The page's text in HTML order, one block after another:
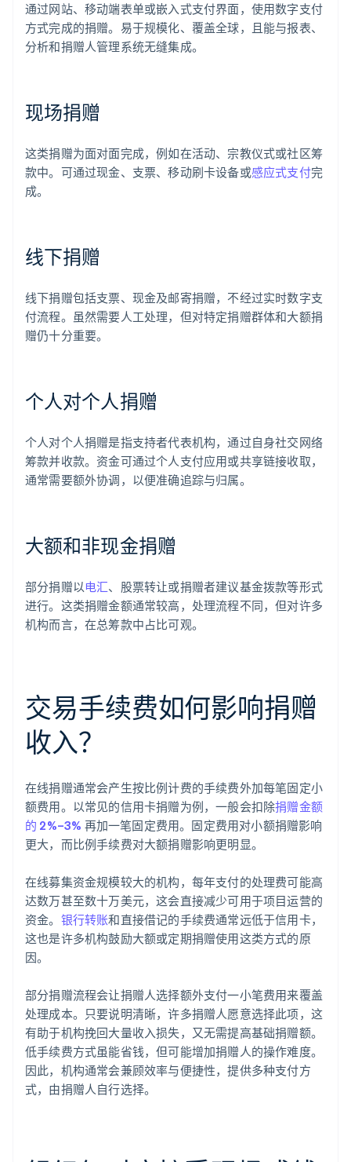
通过网站、移动端表单或嵌入式支付界面，使用数字支付
方式完成的捐赠。易于规模化、覆盖全球，且能与报表、
分析和捐赠人管理系统无缝集成。
现场捐赠
这类捐赠为面对面完成，例如在活动、宗教仪式或社区筹
款中。可通过现金、支票、移动刷卡设备或感应式支付完
成。
线下捐赠
线下捐赠包括支票、现金及邮寄捐赠，不经过实时数字支
付流程。虽然需要人工处理，但对特定捐赠群体和大额捐
赠仍十分重要。
个人对个人捐赠
个人对个人捐赠是指支持者代表机构，通过自身社交网络
筹款并收款。资金可通过个人支付应用或共享链接收取，
通常需要额外协调，以便准确追踪与归属。
大额和非现金捐赠
部分捐赠以电汇、股票转让或捐赠者建议基金拨款等形式
进行。这类捐赠金额通常较高，处理流程不同，但对许多
机构而言，在总筹款中占比可观。
交易手续费如何影响捐赠
收入？
在线捐赠通常会产生按比例计费的手续费外加每笔固定小
额费用。以常见的信用卡捐赠为例，一般会扣除捐赠金额
的 2%–3% 再加一笔固定费用。固定费用对小额捐赠影响
更大，而比例手续费对大额捐赠影响更明显。
在线募集资金规模较大的机构，每年支付的处理费可能高
达数万甚至数十万美元，这会直接减少可用于项目运营的
资金。 银行转账和直接借记的手续费通常远低于信用卡，
这也是许多机构鼓励大额或定期捐赠使用这类方式的原
因。
部分捐赠流程会让捐赠人选择额外支付一小笔费用来覆盖
处理成本。只要说明清晰，许多捐赠人愿意选择此项，这
有助于机构挽回大量收入损失，又无需提高基础捐赠额。
低手续费方式虽能省钱，但可能增加捐赠人的操作难度。
因此，机构通常会兼顾效率与便捷性，提供多种支付方
式，由捐赠人自行选择。